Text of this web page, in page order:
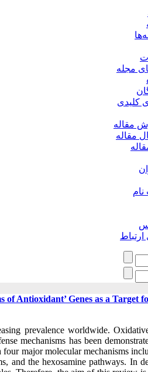
مجله
کلیدی
مقاله
مقاله
of Antioxidant’ Genes as a Target
prevalence worldwide.
mechanisms has been
major molecular mechanisms
and the hexosamine pathways. In